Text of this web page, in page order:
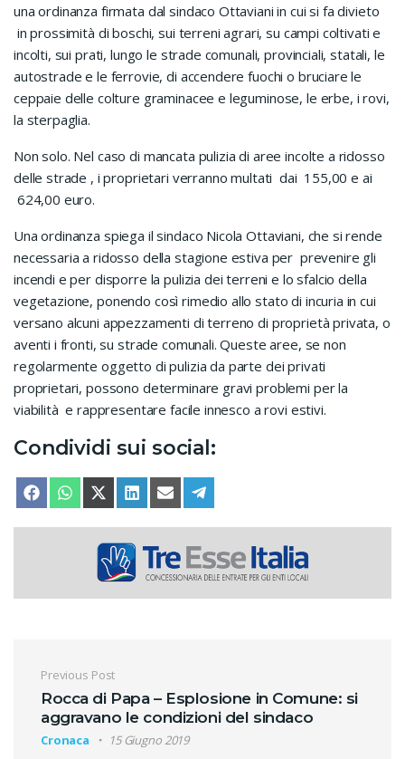
una ordinanza firmata dal sindaco Ottaviani in cui si fa divieto
in prossimità di boschi, sui terreni agrari, su campi coltivati e
incolti, sui prati, lungo le strade comunali, provinciali, statali, le
autostrade e le ferrovie, di accendere fuochi o bruciare le
ceppaie delle colture graminacee e leguminose, le erbe, i rovi,
la sterpaglia.
Non solo. Nel caso di mancata pulizia di aree incolte a ridosso
delle strade , i proprietari verranno multati dai 155,00 e ai
624,00 euro.
Una ordinanza spiega il sindaco Nicola Ottaviani, che si rende
necessaria a ridosso della stagione estiva per prevenire gli
incendi e per disporre la pulizia dei terreni e lo sfalcio della
vegetazione, ponendo così rimedio allo stato di incuria in cui
versano alcuni appezzamenti di terreno di proprietà privata, o
aventi i fronti, su strade comunali. Queste aree, se non
regolarmente oggetto di pulizia da parte dei privati
proprietari, possono determinare gravi problemi per la
viabilità e rappresentare facile innesco a rovi estivi.
Condividi sui social:
SHARE ON
FACEBOOKSHARE ON
WHATSAPPSHARE ON
X (TWITTER)
SHARE ON
LINKEDINSHARE ON
EMAIL
Navigazione articoli
Previous Post
Rocca di Papa – Esplosione in Comune: si
aggravano le condizioni del sindaco
Cronaca 15 Giugno 2019